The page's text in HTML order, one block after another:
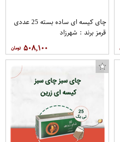
چای کیسه ای ساده بسته 25 عددی
قرمز برند : شهرزاد
۵۰۸,۱۰۰